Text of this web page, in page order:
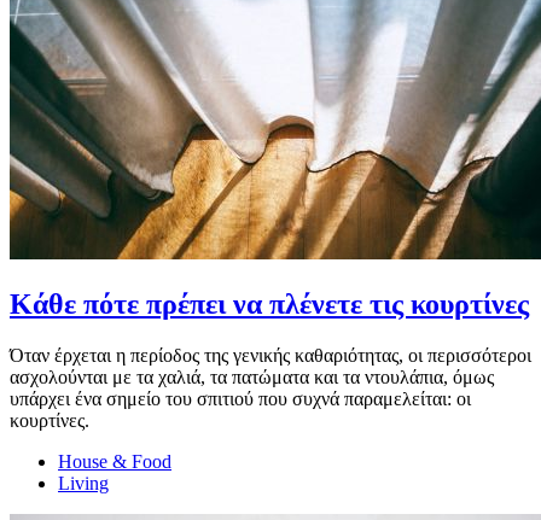
Κάθε πότε πρέπει να πλένετε τις κουρτίνες
Όταν έρχεται η περίοδος της γενικής καθαριότητας, οι περισσότεροι
ασχολούνται με τα χαλιά, τα πατώματα και τα ντουλάπια, όμως
υπάρχει ένα σημείο του σπιτιού που συχνά παραμελείται: οι
κουρτίνες.
House & Food
Living